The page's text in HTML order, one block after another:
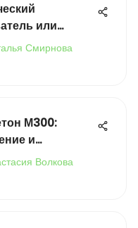
или
что выбрать?
Смирнова
М300:
и
Волкова